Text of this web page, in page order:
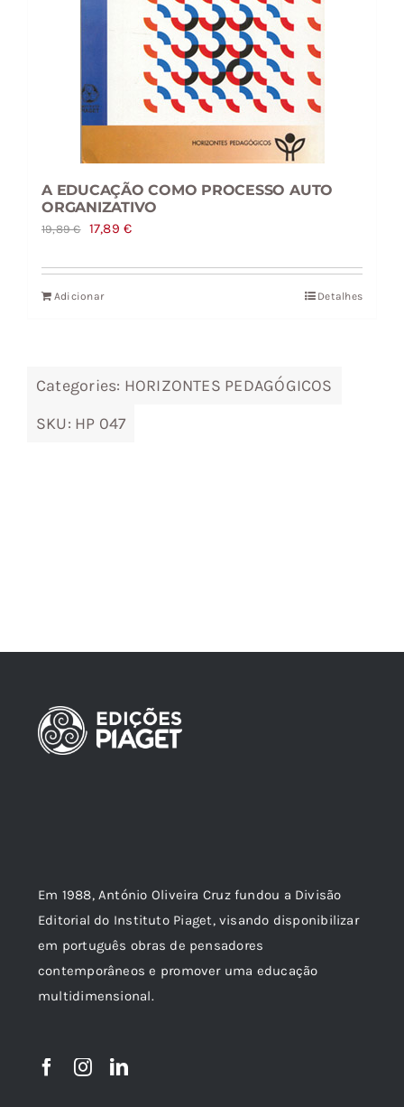
A EDUCAÇÃO COMO PROCESSO AUTO
ORGANIZATIVO
19,89€
O
original
era:
17,89€O
atual
Adicionar Detalhes
Categories: HORIZONTES PEDAGÓGICOS
SKU: HP 047
Em 1988, António Oliveira Cruz fundou a Divisão
Editorial do Instituto Piaget, visando disponibilizar
em português obras de pensadores
contemporâneos e promover uma educação
multidimensional.